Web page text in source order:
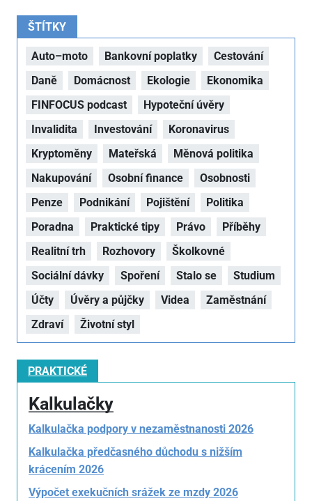
ŠTÍTKY
Auto–moto Bankovní poplatky
Cestování
Daně
Domácnost Ekologie
Ekonomika
FINFOCUS podcast
Hypoteční úvěry
Invalidita
Investování
Koronavirus
Kryptoměny
Mateřská
Měnová politika
Nakupování
Osobní finance
Osobnosti
Penze
Podnikání Pojištění
Politika
Poradna
Praktické tipy Právo
Příběhy
Realitní trh
Rozhovory
Školkovné
Sociální dávky
Spoření Stalo se
Studium
Účty
Úvěry a půjčky Videa
Zaměstnání
Zdraví
Životní styl
PRAKTICKÉ
Kalkulačky
Kalkulačka podpory v nezaměstnanosti 2026
Kalkulačka předčasného důchodu s nižším
krácením 2026
Výpočet exekučních srážek ze mzdy 2026